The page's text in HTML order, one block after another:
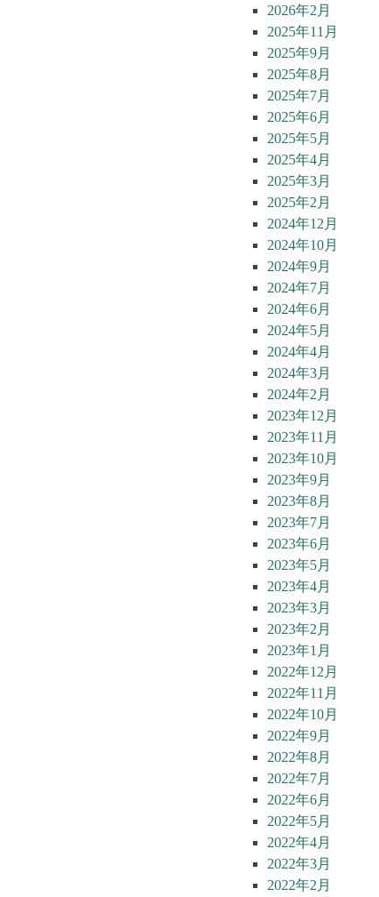
2026年2月
2025年11月
2025年9月
2025年8月
2025年7月
2025年6月
2025年5月
2025年4月
2025年3月
2025年2月
2024年12月
2024年10月
2024年9月
2024年7月
2024年6月
2024年5月
2024年4月
2024年3月
2024年2月
2023年12月
2023年11月
2023年10月
2023年9月
2023年8月
2023年7月
2023年6月
2023年5月
2023年4月
2023年3月
2023年2月
2023年1月
2022年12月
2022年11月
2022年10月
2022年9月
2022年8月
2022年7月
2022年6月
2022年5月
2022年4月
2022年3月
2022年2月